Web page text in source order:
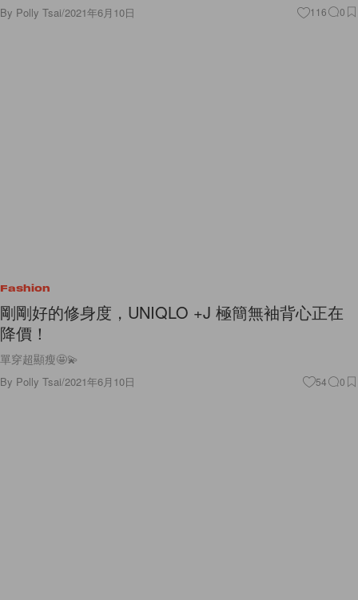
By Polly Tsai/2021年6月10日 116 0
Fashion
剛剛好的修身度，UNIQLO +J 極簡無袖背心正在
降價！
單穿超顯瘦🤩💫
By Polly Tsai/2021年6月10日 54 0